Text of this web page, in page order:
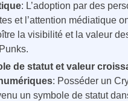
: L’adoption par des
et l’attention médiatique
la visibilité et la valeur
de statut et valeur
: Posséder un
un symbole de statut